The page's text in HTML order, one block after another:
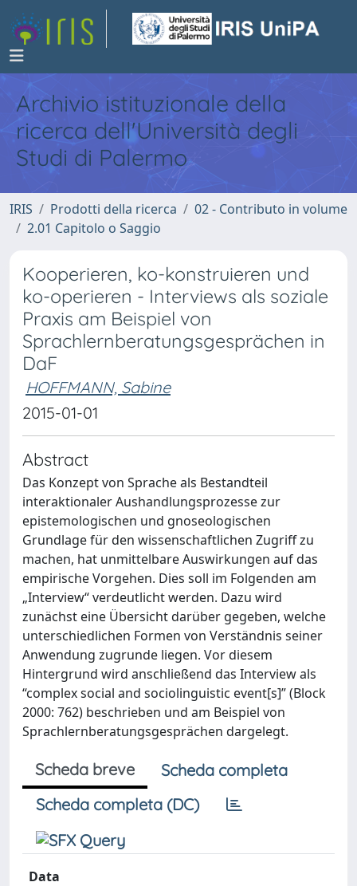
Archivio istituzionale della
ricerca dell'Università degli
Studi di Palermo
IRIS Prodotti della ricerca
02 - Contributo in volume
2.01 Capitolo o Saggio
Kooperieren, ko-konstruieren und
ko-operieren - Interviews als soziale
Praxis am Beispiel von
Sprachlernberatungsgesprächen in
DaF
HOFFMANN, Sabine
2015-01-01
Abstract
Das Konzept von Sprache als Bestandteil
interaktionaler Aushandlungsprozesse zur
epistemologischen und gnoseologischen
Grundlage für den wissenschaftlichen Zugriff zu
machen, hat unmittelbare Auswirkungen auf das
empirische Vorgehen. Dies soll im Folgenden am
„Interview“ verdeutlicht werden. Dazu wird
zunächst eine Übersicht darüber gegeben, welche
unterschiedlichen Formen von Verständnis seiner
Anwendung zugrunde liegen. Vor diesem
Hintergrund wird anschließend das Interview als
“complex social and sociolinguistic event[s]” (Block
2000: 762) beschrieben und am Beispiel von
Sprachlernberatungsgesprächen dargelegt.
Scheda breve
Scheda completa
Scheda completa (DC)
Data